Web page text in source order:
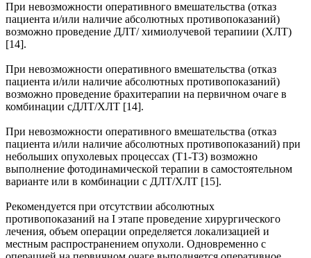
При невозможности оперативного вмешательства (отказ
пациента и/или наличие абсолютных противопоказаний)
возможно проведение ДЛТ/ химиолучевой терапиии (ХЛТ)
[14].
При невозможности оперативного вмешательства (отказ
пациента и/или наличие абсолютных противопоказаний)
возможно проведение брахитерапии на первичном очаге в
комбинации сДЛТ/ХЛТ [14].
При невозможности оперативного вмешательства (отказ
пациента и/или наличие абсолютных противопоказаний) при
небольших опухолевых процессах (Т1-ТЗ) возможно
выполнение фотодинамической терапии в самостоятельном
варианте или в комбинации с ДЛТ/ХЛТ [15].
Рекомендуется при отсутствии абсолютных
противопоказаний на I этапе проведение хирургического
лечения, объем операции определяется локализацией и
местным распространением опухоли. Одновременно с